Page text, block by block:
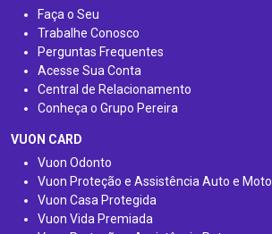
Faça o Seu
Trabalhe Conosco
Perguntas Frequentes
Acesse Sua Conta
Central de Relacionamento
Conheça o Grupo Pereira
VUON CARD
Vuon Odonto
Vuon Proteção e Assistência Auto e Moto
Vuon Casa Protegida
Vuon Vida Premiada